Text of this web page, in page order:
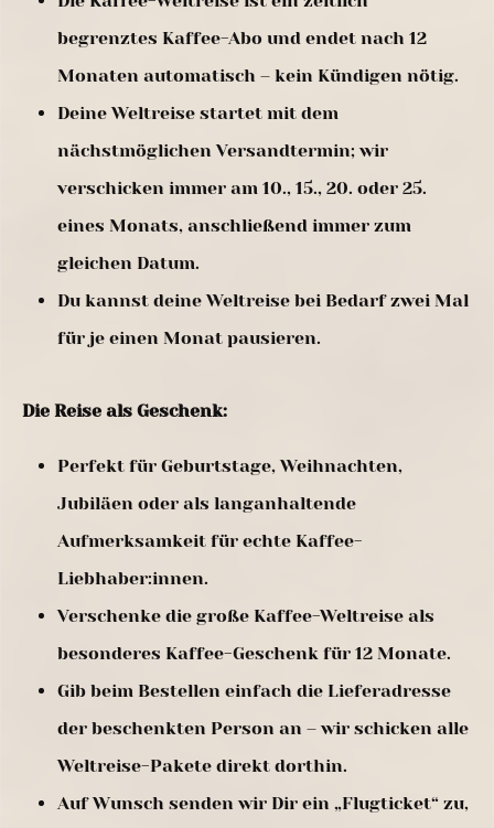
begrenztes Kaffee-Abo und endet nach 12
Monaten automatisch – kein Kündigen nötig.
Deine Weltreise startet mit dem
nächstmöglichen Versandtermin; wir
verschicken immer am 10., 15., 20. oder 25.
eines Monats, anschließend immer zum
gleichen Datum.
Du kannst deine Weltreise bei Bedarf zwei Mal
für je einen Monat pausieren.
Die Reise als Geschenk:
Perfekt für Geburtstage, Weihnachten,
Jubiläen oder als langanhaltende
Aufmerksamkeit für echte Kaffee-
Liebhaber:innen.
Verschenke die große Kaffee-Weltreise als
besonderes Kaffee-Geschenk für 12 Monate.
Gib beim Bestellen einfach die Lieferadresse
der beschenkten Person an – wir schicken alle
Weltreise-Pakete direkt dorthin.
Auf Wunsch senden wir Dir ein „Flugticket“ zu,